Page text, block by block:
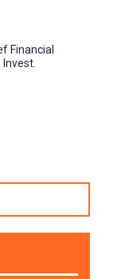
Financial